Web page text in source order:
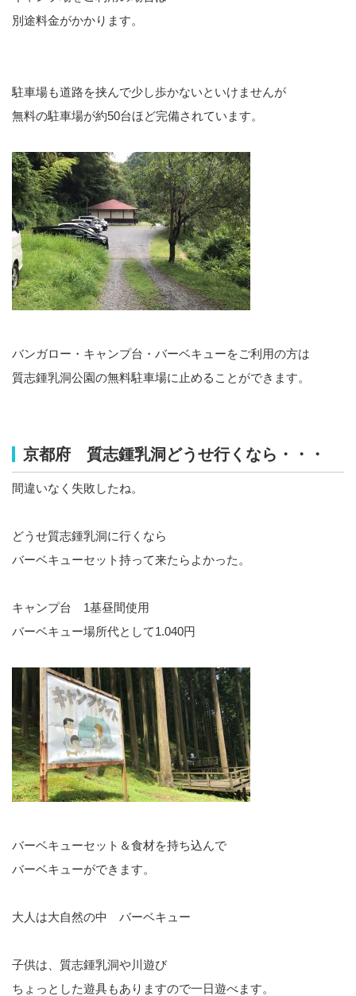
別途料金がかかります。
駐車場も道路を挟んで少し歩かないといけませんが
無料の駐車場が約50台ほど完備されています。
バンガロー・キャンプ台・バーベキューをご利用の方は
質志鍾乳洞公園の無料駐車場に止めることができます。
京都府 質志鍾乳洞どうせ行くなら・・・
間違いなく失敗したね。
どうせ質志鍾乳洞に行くなら
バーベキューセット持って来たらよかった。
キャンプ台 1基昼間使用
バーベキュー場所代として1.040円
バーベキューセット＆食材を持ち込んで
バーベキューができます。
大人は大自然の中 バーベキュー
子供は、質志鍾乳洞や川遊び
ちょっとした遊具もありますので一日遊べます。